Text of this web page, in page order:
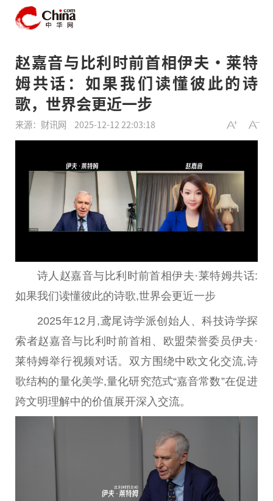
赵嘉音与比利时前首相伊夫·莱特
姆共话：如果我们读懂彼此的诗
歌，世界会更近一步
来源：财讯网 2025-12-12 22:03:18
诗人赵嘉音与比利时前首相伊夫·莱特姆共话:
如果我们读懂彼此的诗歌,世界会更近一步
2025年12月,鸢尾诗学派创始人、科技诗学探
索者赵嘉音与比利时前首相、欧盟荣誉委员伊夫·
莱特姆举行视频对话。双方围绕中欧文化交流,诗
歌结构的量化美学,量化研究范式“嘉音常数”在促进
跨文明理解中的价值展开深入交流。